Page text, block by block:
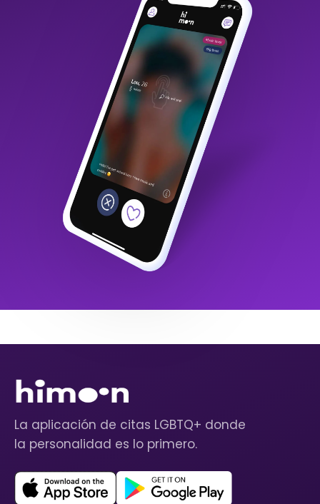
La aplicación de citas LGBTQ+ donde
la personalidad es lo primero.